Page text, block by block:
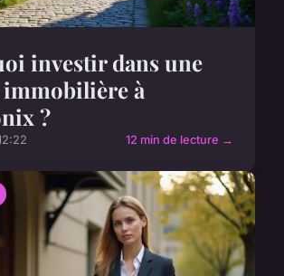
investir dans une
immobilière à
?
12 min de lecture →